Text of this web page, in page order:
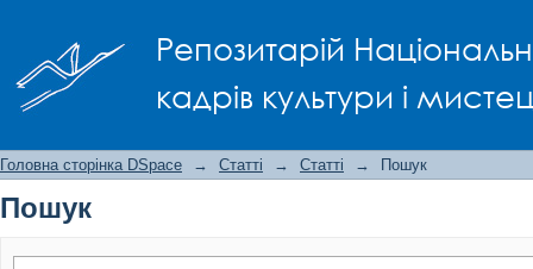
Репозитарій
кадрів культури і
Головна сторінка DSpace → Статті → Статті → Пошук
Пошук